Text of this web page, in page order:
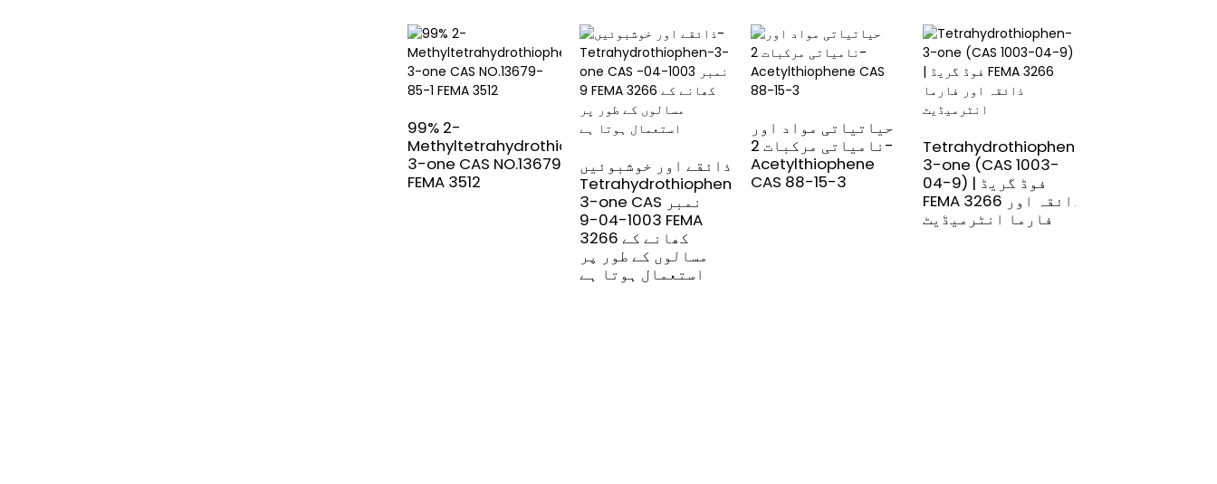
99% 2-
Methyltetrahydrothiophen-
3-one CAS NO.13679-85-1
FEMA 3512
ذائقے اور خوشبوئیں-
Tetrahydrothiophen-
3-one CAS نمبر
1003-04-9 FEMA
3266 کھانے کے
مسالوں کے طور پر
استعمال ہوتا ہے
حیاتیاتی مواد اور
نامیاتی مرکبات 2-
Acetylthiophene
CAS 88-15-3
Tetrahydrothiophen-
3-one (CAS 1003-
04-9) | فوڈ گریڈ
FEMA 3266 ذائقہ اور
فارما انٹرمیڈیٹ